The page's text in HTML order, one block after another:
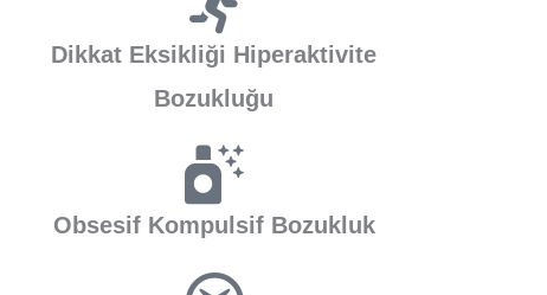
Dikkat Eksikliği Hiperaktivite
Bozukluğu
Obsesif Kompulsif Bozukluk